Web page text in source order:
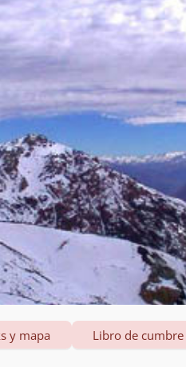
y mapa Libro de cumbre